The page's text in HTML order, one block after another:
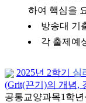
하여 핵심을
방송대 기
각 출제예
2025년 2학기 심
(Grit(끈기)의 개념,
공통교양과목1학년